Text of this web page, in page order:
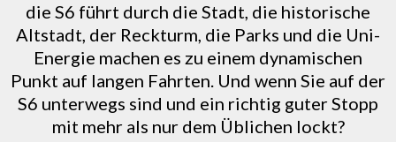
die S6 führt durch die Stadt, die historische
Altstadt, der Reckturm, die Parks und die Uni-
Energie machen es zu einem dynamischen
Punkt auf langen Fahrten. Und wenn Sie auf der
S6 unterwegs sind und ein richtig guter Stopp
mit mehr als nur dem Üblichen lockt?